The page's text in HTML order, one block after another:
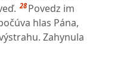
28 Povedz im
hlas Pána,
Zahynula